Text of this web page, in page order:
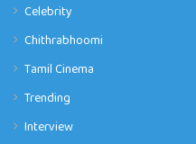
Celebrity
Chithrabhoomi
Tamil Cinema
Trending
Interview